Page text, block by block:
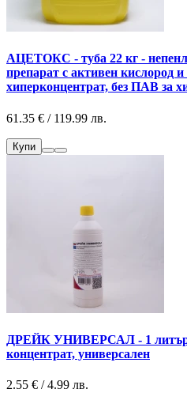
АЦЕТОКС - туба 22 кг -
препарат с активен кислород
хиперконцентрат, без ПАВ за
61.35 € / 119.99 лв.
Купи
ДРЕЙК УНИВЕРСАЛ - 1 литър -
концентрат, универсален
2.55 € / 4.99 лв.